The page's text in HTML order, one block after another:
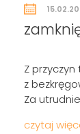
Z
z
Za
czytaj